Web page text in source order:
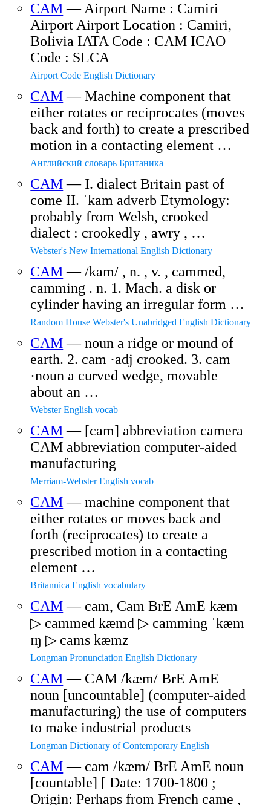
CAM— Airport Name : Camiri
Airport Airport Location : Camiri,
Bolivia IATA Code : CAM ICAO
Code : SLCA
Airport Code English Dictionary
CAM— Machine component that
either rotates or reciprocates (moves
back and forth) to create a prescribed
motion in a contacting element …
Английский словарь Британика
CAM— I. dialect Britain past of
come II. ˈkam adverb Etymology:
probably from Welsh, crooked
dialect : crookedly , awry , …
Webster's New International English Dictionary
CAM— /kam/ , n. , v. , cammed,
camming . n. 1. Mach. a disk or
cylinder having an irregular form …
Random House Webster's Unabridged English Dictionary
CAM— noun a ridge or mound of
earth. 2. cam ·adj crooked. 3. cam
·noun a curved wedge, movable
about an …
Webster English vocab
CAM— [cam] abbreviation camera
CAM abbreviation computer-aided
manufacturing
Merriam-Webster English vocab
CAM— machine component that
either rotates or moves back and
forth (reciprocates) to create a
prescribed motion in a contacting
element …
Britannica English vocabulary
CAM— cam, Cam BrE AmE kæm
▷ cammed kæmd ▷ camming ˈkæm
ɪŋ ▷ cams kæmz
Longman Pronunciation English Dictionary
CAM— CAM /kæm/ BrE AmE
noun [uncountable] (computer-aided
manufacturing) the use of computers
to make industrial products
Longman Dictionary of Contemporary English
CAM— cam /kæm/ BrE AmE noun
[countable] [ Date: 1700-1800 ;
Origin: Perhaps from French came ,